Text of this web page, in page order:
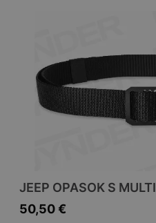
JEEP OPASOK S
50,50€